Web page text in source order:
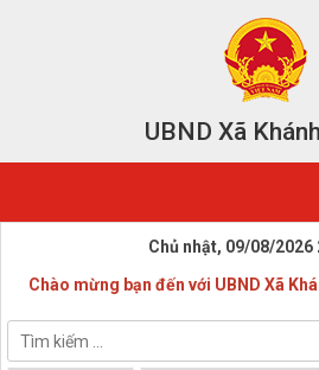
UBND Xã
Chủ nhật, 09/08/2026
Chào mừng bạn đến với UBND Xã